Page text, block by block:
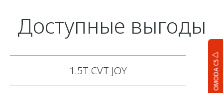
OMODA C5
Доступные выгоды
1.5T CVT JOY